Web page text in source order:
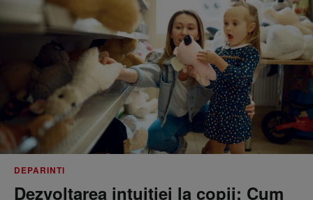
DEPARINTI
Dezvoltarea intuiției la copii: Cum